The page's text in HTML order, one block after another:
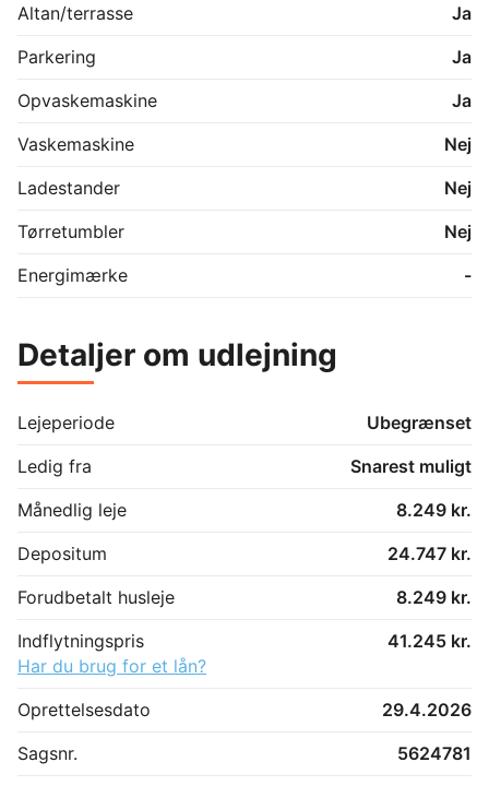
Altan/terrasse
Ja
Parkering
Ja
Opvaskemaskine
Ja
Vaskemaskine
Nej
Ladestander
Nej
Tørretumbler
Nej
Energimærke
-
Detaljer om udlejning
Lejeperiode
Ubegrænset
Ledig fra
Snarest muligt
Månedlig leje
8.249 kr.
Depositum
24.747 kr.
Forudbetalt husleje
8.249 kr.
Indflytningspris
41.245 kr.
Har du brug for et lån?
Oprettelsesdato
29.4.2026
Sagsnr.
5624781